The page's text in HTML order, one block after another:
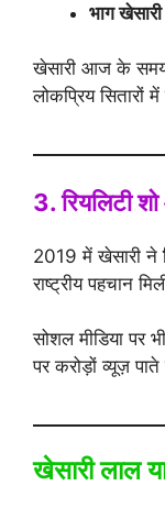
भाग
खेसारी आज के
लोकप्रिय सितारों
3. रियलिटी
2019 में खेसारी ने
राष्ट्रीय पहचान
सोशल मीडिया पर
पर करोड़ों व्यूज़ पाते
खेसारी लाल